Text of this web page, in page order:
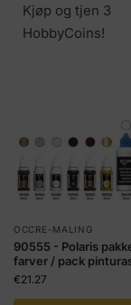
Kjøp og tjen 3
HobbyCoins!
OCCRE-MALING
90555 - Polaris
farver / pack
€21.27